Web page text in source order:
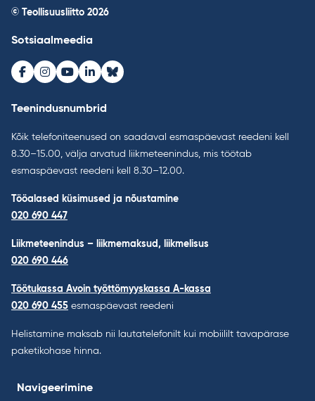
© Teollisuusliitto 2026
Sotsiaalmeedia
Facebook
Instagram
Youtube
LinkedInBluesky
Teenindusnumbrid
Kõik telefoniteenused on saadaval esmaspäevast reedeni kell
8.30–15.00, välja arvatud liikmeteenindus, mis töötab
esmaspäevast reedeni kell 8.30–12.00.
Tööalased küsimused ja nõustamine
020 690 447
Liikmeteenindus – liikmemaksud, liikmelisus
020 690 446
Töötukassa Avoin työttömyyskassa A-kassa
020 690 455 esmaspäevast reedeni
Helistamine maksab nii lautatelefonilt kui mobiililt tavapärase
paketikohase hinna.
Navigeerimine